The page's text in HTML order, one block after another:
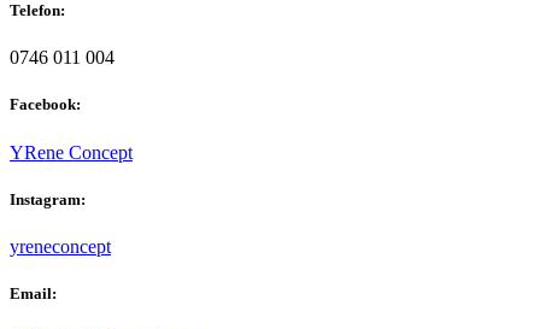
Telefon:
0746 011 004
Facebook:
YRene Concept
Instagram:
yreneconcept
Email: